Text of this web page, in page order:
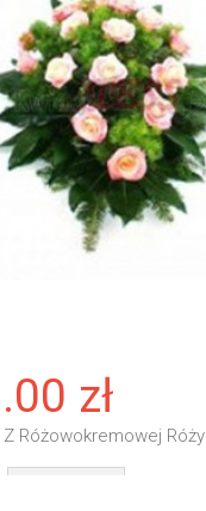
zł
Z Różowokremowej Róży